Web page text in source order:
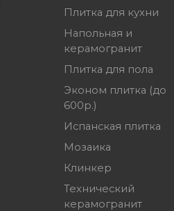
Плитка для кухни
Напольная и
керамогранит
Плитка для пола
Эконом плитка (до
600р.)
Испанская плитка
Мозаика
Клинкер
Технический
керамогранит